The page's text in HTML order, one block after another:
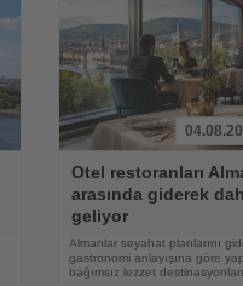
Oku
Otel restoranları
arasında giderek
geliyor
Almanlar seyahat planlarını
gastronomi anlayışına göre
bağımsız lezzet